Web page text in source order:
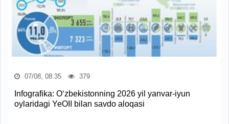
07/08, 08:35 379
Infografika: O‘zbekistonning 2026 yil yanvar-iyun
oylaridagi YeOII bilan savdo aloqasi